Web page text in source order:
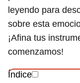
leyendo para
sobre esta
¡Afina tus
comenzamos!
Índice